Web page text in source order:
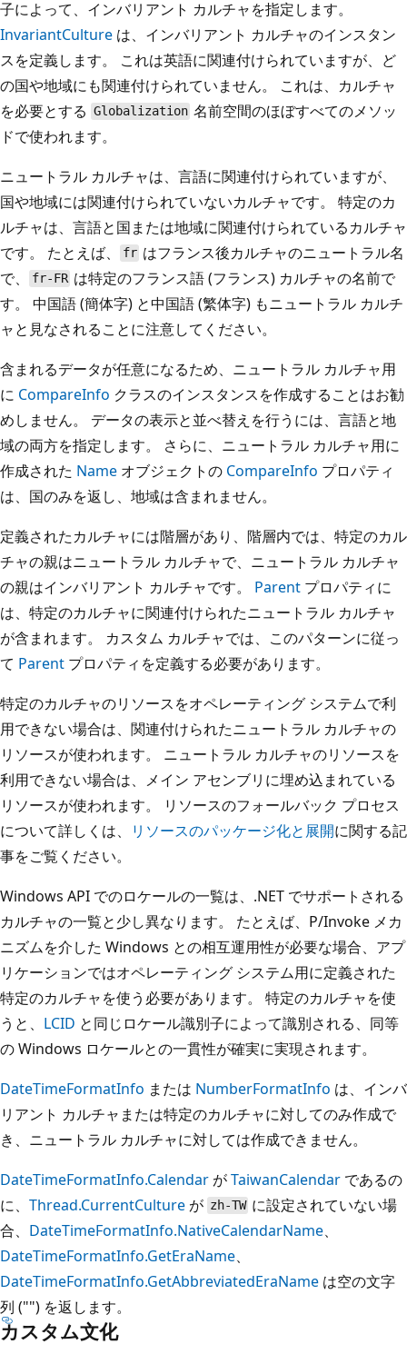
子によって、インバリアント カルチャを指定します。
InvariantCulture は、インバリアント カルチャのインスタン
スを定義します。 これは英語に関連付けられていますが、ど
の国や地域にも関連付けられていません。 これは、カルチャ
を必要とする Globalization 名前空間のほぼすべてのメソッ
ドで使われます。
ニュートラル カルチャは、言語に関連付けられていますが、
国や地域には関連付けられていないカルチャです。 特定のカ
ルチャは、言語と国または地域に関連付けられているカルチャ
です。 たとえば、
fr はフランス後カルチャのニュートラル名
で、
fr-FR は特定のフランス語 (フランス) カルチャの名前で
す。 中国語 (簡体字) と中国語 (繁体字) もニュートラル カルチ
ャと見なされることに注意してください。
含まれるデータが任意になるため、ニュートラル カルチャ用
に CompareInfo クラスのインスタンスを作成することはお勧
めしません。 データの表示と並べ替えを行うには、言語と地
域の両方を指定します。 さらに、ニュートラル カルチャ用に
作成された Name オブジェクトの CompareInfo プロパティ
は、国のみを返し、地域は含まれません。
定義されたカルチャには階層があり、階層内では、特定のカル
チャの親はニュートラル カルチャで、ニュートラル カルチャ
の親はインバリアント カルチャです。 Parent プロパティに
は、特定のカルチャに関連付けられたニュートラル カルチャ
が含まれます。 カスタム カルチャでは、このパターンに従っ
て Parent プロパティを定義する必要があります。
特定のカルチャのリソースをオペレーティング システムで利
用できない場合は、関連付けられたニュートラル カルチャの
リソースが使われます。 ニュートラル カルチャのリソースを
利用できない場合は、メイン アセンブリに埋め込まれている
リソースが使われます。 リソースのフォールバック プロセス
について詳しくは、
リソースのパッケージ化と展開に関する記
事をご覧ください。
Windows API でのロケールの一覧は、.NET でサポートされる
カルチャの一覧と少し異なります。 たとえば、P/Invoke メカ
ニズムを介した Windows との相互運用性が必要な場合、アプ
リケーションではオペレーティング システム用に定義された
特定のカルチャを使う必要があります。 特定のカルチャを使
うと、 LCID と同じロケール識別子によって識別される、同等
の Windows ロケールとの一貫性が確実に実現されます。
DateTimeFormatInfo または NumberFormatInfo は、インバ
リアント カルチャまたは特定のカルチャに対してのみ作成で
き、ニュートラル カルチャに対しては作成できません。
DateTimeFormatInfo.Calendar がTaiwanCalendar であるの
に、 Thread.CurrentCulture が zh-TW に設定されていない場
合、 DateTimeFormatInfo.NativeCalendarName、
DateTimeFormatInfo.GetEraName、
DateTimeFormatInfo.GetAbbreviatedEraName は空の文字
列 ("") を返します。
カスタム文化